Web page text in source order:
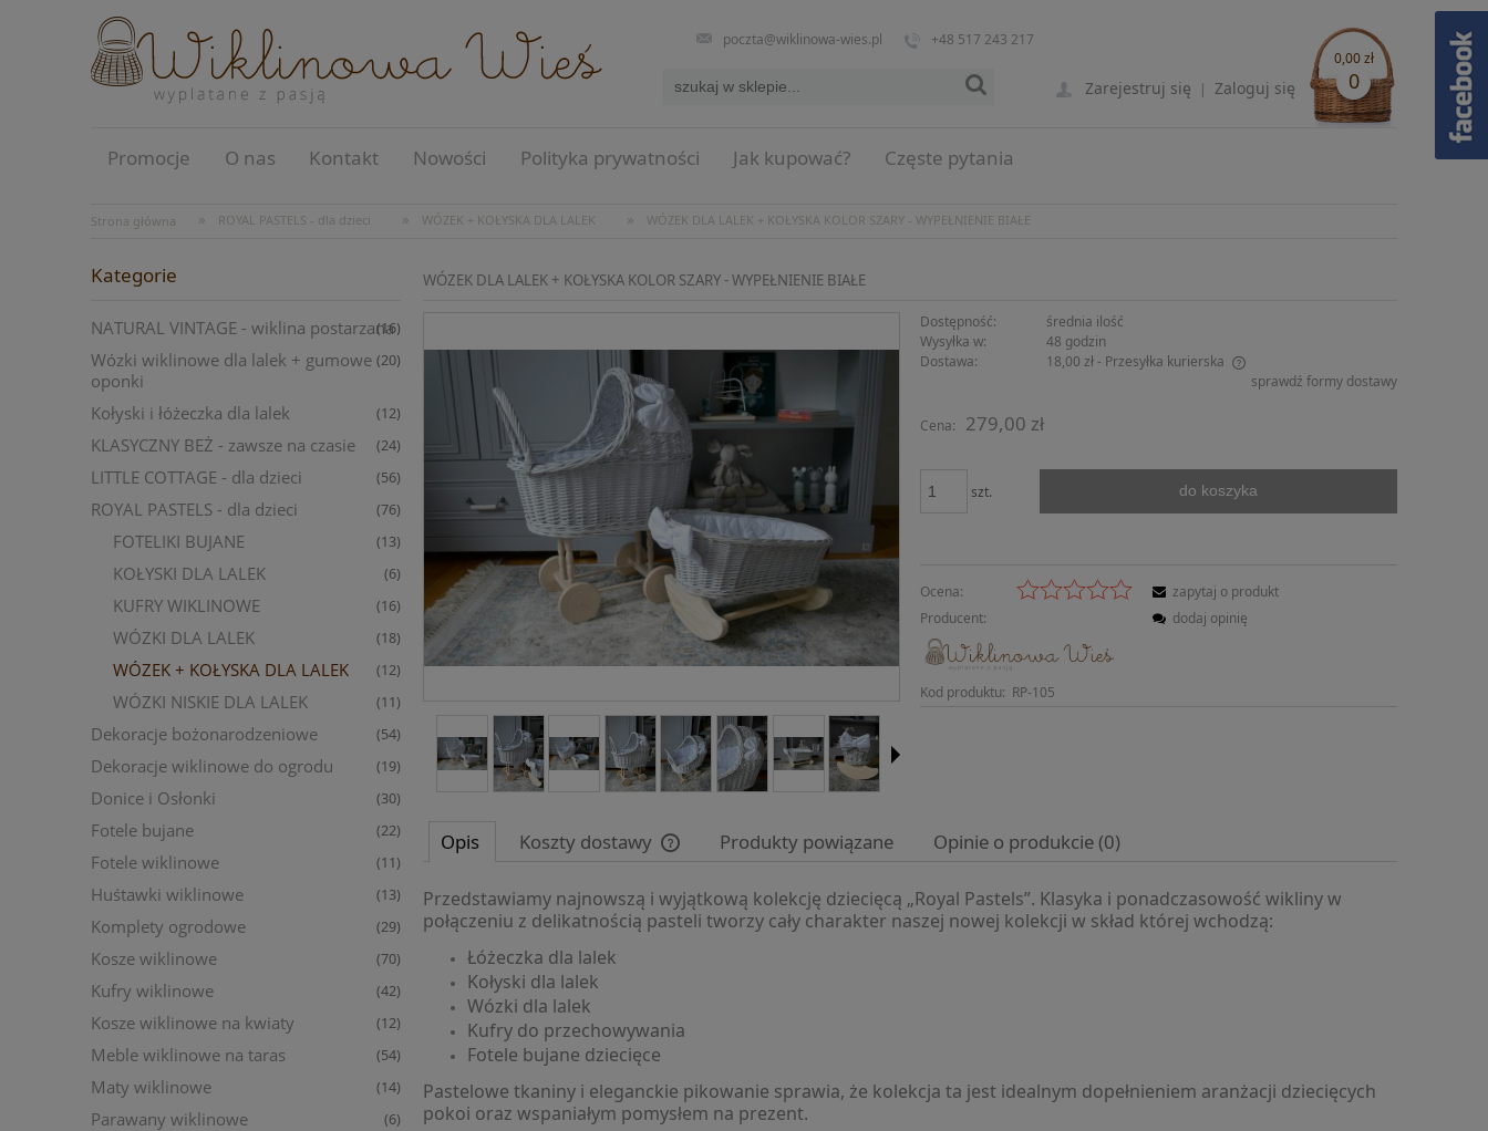
0,00 zł
0
Zarejestruj się | Zaloguj się
poczta@wiklinowa-wies.pl +48 517 243 217
Promocje O nas Kontakt Nowości Polityka prywatności Jak kupować? Częste pytania
Strona główna » ROYAL PASTELS - dla dzieci » WÓZEK + KOŁYSKA DLA LALEK » WÓZEK DLA LALEK + KOŁYSKA KOLOR SZARY - WYPEŁNIENIE BIAŁE
Kategorie
NATURAL VINTAGE - wiklina postarzana
(16)
Wózki wiklinowe dla lalek + gumowe
oponki
(20)
Kołyski i łóżeczka dla lalek (12)
KLASYCZNY BEŻ - zawsze na czasie (24)
LITTLE COTTAGE - dla dzieci (56)
ROYAL PASTELS - dla dzieci (76)
FOTELIKI BUJANE (13)
KOŁYSKI DLA LALEK (6)
KUFRY WIKLINOWE (16)
WÓZKI DLA LALEK (18)
WÓZEK + KOŁYSKA DLA LALEK (12)
WÓZKI NISKIE DLA LALEK (11)
Dekoracje bożonarodzeniowe (54)
Dekoracje wiklinowe do ogrodu (19)
Donice i Osłonki (30)
Fotele bujane (22)
Fotele wiklinowe (11)
Huśtawki wiklinowe (13)
Komplety ogrodowe (29)
Kosze wiklinowe (70)
Kufry wiklinowe (42)
Kosze wiklinowe na kwiaty (12)
Meble wiklinowe na taras (54)
Maty wiklinowe (14)
Parawany wiklinowe (6)
WÓZEK DLA LALEK + KOŁYSKA KOLOR SZARY - WYPEŁNIENIE BIAŁE
Dostępność:
średnia ilość
Wysyłka w:
48 godzin
Dostawa:
18,00 zł- Przesyłka kurierska
płatności
sprawdź formy dostawy
Cena: 279,00 zł
szt. do koszyka
Ocena:
Producent:
Kod produktu: RP-105
zapytaj o produkt
dodaj opinię
Opis Koszty dostawy
Cena nie zawiera ewentualnych kosztów
płatności
Produkty powiązane Opinie o produkcie (0)
Przedstawiamy najnowszą i wyjątkową kolekcję dziecięcą „Royal Pastels”. Klasyka i ponadczasowość wikliny w
połączeniu z delikatnością pasteli tworzy cały charakter naszej nowej kolekcji w skład której wchodzą:
Łóżeczka dla lalek
Kołyski dla lalek
Wózki dla lalek
Kufry do przechowywania
Fotele bujane dziecięce
Pastelowe tkaniny i eleganckie pikowanie sprawia, że kolekcja ta jest idealnym dopełnieniem aranżacji dziecięcych
pokoi oraz wspaniałym pomysłem na prezent.